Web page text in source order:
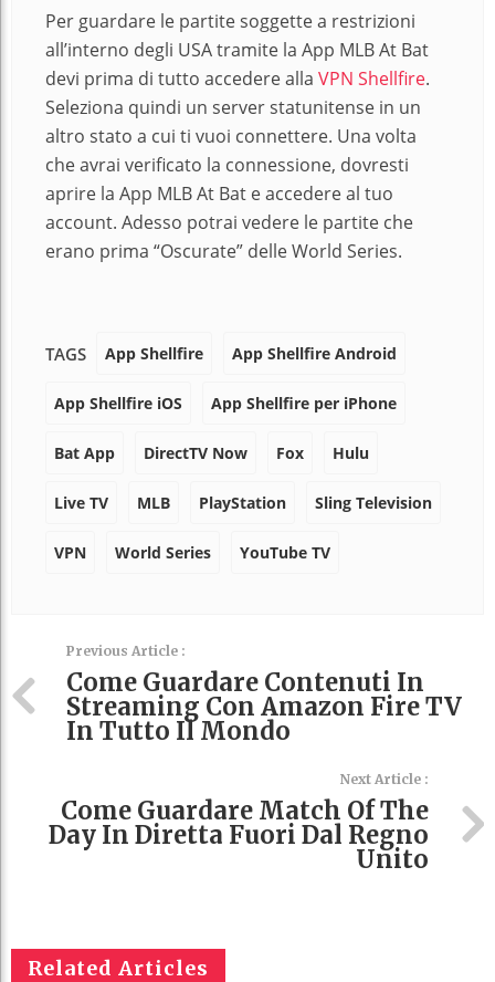
Per guardare le partite soggette a restrizioni
all’interno degli USA tramite la App MLB At Bat
devi prima di tutto accedere alla VPN Shellfire.
Seleziona quindi un server statunitense in un
altro stato a cui ti vuoi connettere. Una volta
che avrai verificato la connessione, dovresti
aprire la App MLB At Bat e accedere al tuo
account. Adesso potrai vedere le partite che
erano prima “Oscurate” delle World Series.
TAGS App Shellfire App Shellfire Android
App Shellfire iOS App Shellfire per iPhone
Bat App DirectTV Now Fox Hulu
Live TV MLB PlayStation Sling Television
VPN World Series YouTube TV
Previous Article :
Come Guardare Contenuti In
Streaming Con Amazon Fire TV
In Tutto Il Mondo
Next Article :
Come Guardare Match Of The
Day In Diretta Fuori Dal Regno
Unito
Related Articles